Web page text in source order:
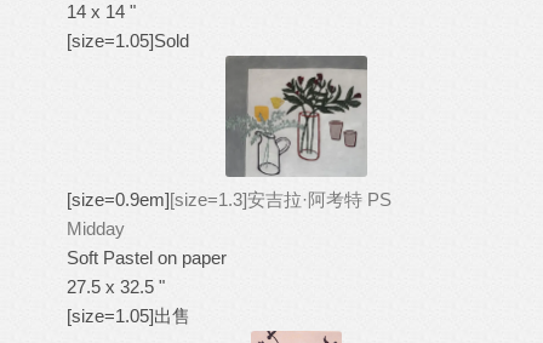
14 x 14 "
[size=1.05]Sold
[size=0.9em][size=1.3]安吉拉·阿考特 PS
Midday
Soft Pastel on paper
27.5 x 32.5 "
[size=1.05]出售